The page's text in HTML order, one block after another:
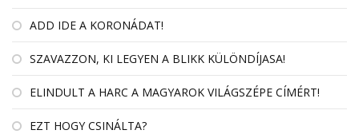
ADD IDE A KORONÁDAT!
SZAVAZZON, KI LEGYEN A BLIKK KÜLÖNDÍJASA!
ELINDULT A HARC A MAGYAROK VILÁGSZÉPE CÍMÉRT!
EZT HOGY CSINÁLTA?